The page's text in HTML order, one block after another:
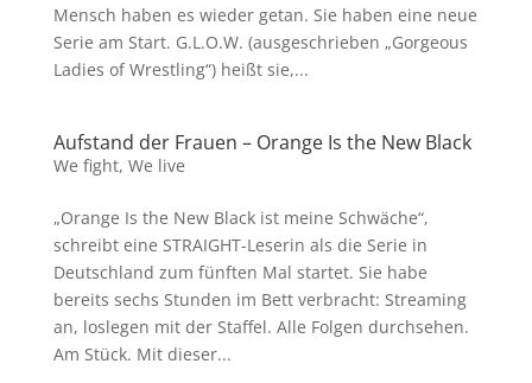
Mensch haben es wieder getan. Sie haben eine neue
Serie am Start. G.L.O.W. (ausgeschrieben „Gorgeous
Ladies of Wrestling“) heißt sie,...
Aufstand der Frauen – Orange Is the New Black
We fight, We live
„Orange Is the New Black ist meine Schwäche“,
schreibt eine STRAIGHT-Leserin als die Serie in
Deutschland zum fünften Mal startet. Sie habe
bereits sechs Stunden im Bett verbracht: Streaming
an, loslegen mit der Staffel. Alle Folgen durchsehen.
Am Stück. Mit dieser...